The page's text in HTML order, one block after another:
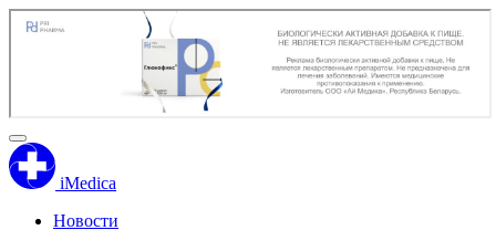
iMedica
Новости